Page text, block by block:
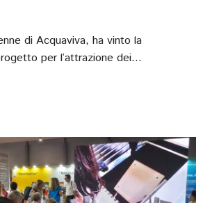
di Acquaviva, ha vinto la
per l’attrazione dei…